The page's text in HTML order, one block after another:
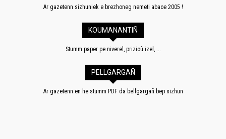
Ar gazetenn sizhuniek e brezhoneg nemeti abaoe 2005 !
KOUMANANTIÑ
Stumm paper pe niverel, prizioù izel, ...
PELLGARGAÑ
Ar gazetenn en he stumm PDF da bellgargañ bep sizhun